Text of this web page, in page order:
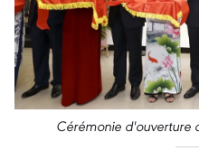
Cérémonie d'ouverture